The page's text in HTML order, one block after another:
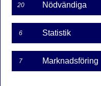
Pressmeddelande |
Nordeakunder kan
banktjänster. Den nya
klimatpåverkan från
20 Nödvändiga
6 Statistik
7 Marknadsföring